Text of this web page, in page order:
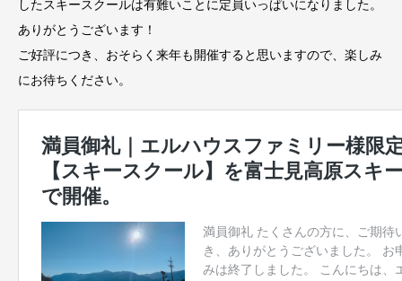
したスキースクールは有難いことに定員いっぱいになりました。
ありがとうございます！
ご好評につき、おそらく来年も開催すると思いますので、楽しみ
にお待ちください。